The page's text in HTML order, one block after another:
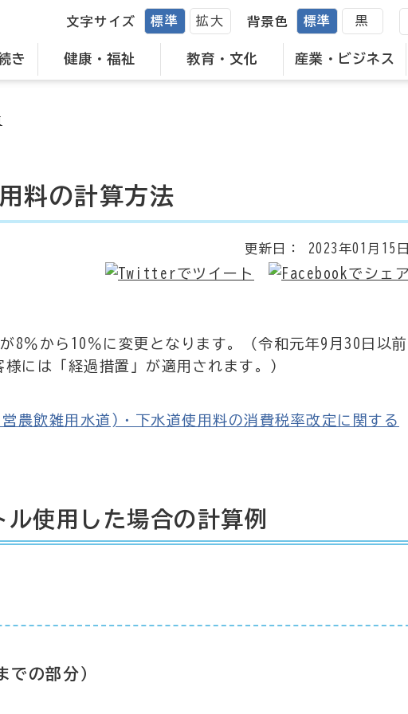
き 健康・福祉 教育・文化 産業・ビジネス
文字サイズ 標準 拡大 背景色 標準 黒
料の計算方法
更新日： 2023年01月15日
8％から10％に変更となります。（令和元年9月30日以前
には「経過措置」が適用されます。）
農飲雑用水道)・下水道使用料の消費税率改定に関する
使用した場合の計算例
での部分）